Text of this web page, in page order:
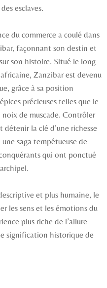
esclaves.
du commerce a coulé dans
façonnant son destin et
son histoire. Situé le long
Zanzibar est devenu
grâce à sa position
précieuses telles que le
de muscade. Contrôler
la clé d’une richesse
saga tempétueuse de
qui ont ponctué
et plus humaine, le
les sens et les émotions du
plus riche de l’allure
signification historique de